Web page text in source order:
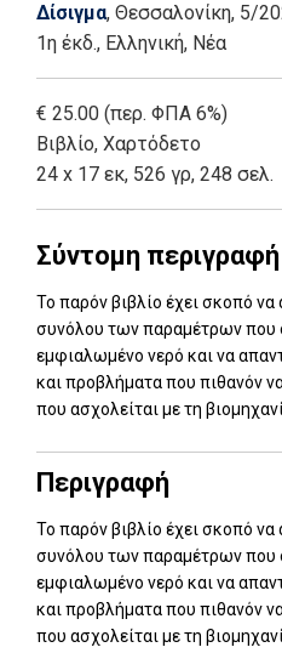
Δίσιγμα, Θεσσαλονίκη, 5/
1η έκδ., Ελληνική, Νέα
€ 25.00 (περ. ΦΠΑ 6%)
Βιβλίο, Χαρτόδετο
24 x 17 εκ, 526 γρ, 248 σελ.
Σύντομη περιγραφή
Το παρόν βιβλίο έχει σκοπό να
συνόλου των παραμέτρων που
εμφιαλωμένο νερό και να
και προβλήματα που πιθανόν
που ασχολείται με τη
Περιγραφή
Το παρόν βιβλίο έχει σκοπό να
συνόλου των παραμέτρων που
εμφιαλωμένο νερό και να
και προβλήματα που πιθανόν
που ασχολείται με τη